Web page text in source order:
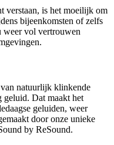
verstaan, is het moeilijk om
bijeenkomsten of zelfs
weer vol vertrouwen
natuurlijk klinkende
geluid. Dat maakt het
geluiden, weer
door onze unieke
by ReSound.